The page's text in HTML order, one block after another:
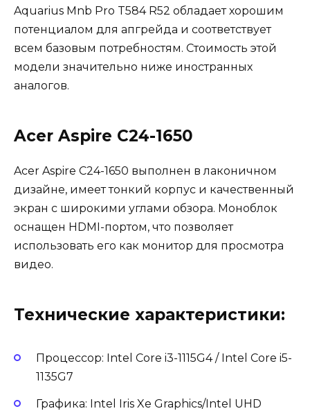
Aquarius Mnb Pro T584 R52 обладает хорошим
потенциалом для апгрейда и соответствует
всем базовым потребностям. Стоимость этой
модели значительно ниже иностранных
аналогов.
Acer Aspire C24-1650
Acer Aspire C24-1650 выполнен в лаконичном
дизайне, имеет тонкий корпус и качественный
экран с широкими углами обзора. Моноблок
оснащен HDMI-портом, что позволяет
использовать его как монитор для просмотра
видео.
Технические характеристики:
Процессор: Intel Core i3-1115G4 / Intel Core i5-
1135G7
Графика: Intel Iris Xe Graphics/Intel UHD